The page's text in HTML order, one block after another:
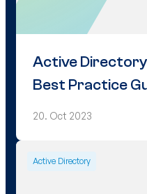
Active
Best Practice
20. Oct 2023
Active Directory